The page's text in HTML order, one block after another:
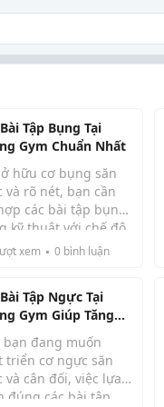
Tập Bụng Tại
Gym Chuẩn Nhất
hữu cơ bụng săn
và rõ nét, bạn cần
các bài tập bụng
kỹ thuật với chế độ
dưỡng và nghỉ ngơi
Leg Raise,
Russian Twist ...
xem 0 bình luận
Tập Ngực Tại
Gym Giúp Tăng
Nhanh Và Hiệu
Nhất Năm 2026
bạn đang muốn
triển cơ ngực săn
và cân đối, việc lựa
đúng các bài tập